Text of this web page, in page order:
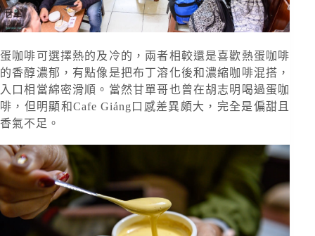
蛋咖啡可選擇熱的及冷的，兩者相較還是喜歡熱蛋咖啡
的香醇濃郁，有點像是把布丁溶化後和濃縮咖啡混搭，
入口相當綿密滑順。當然甘單哥也曾在胡志明喝過蛋咖
啡，但明顯和Cafe Giảng口感差異頗大，完全是偏甜且
香氣不足。